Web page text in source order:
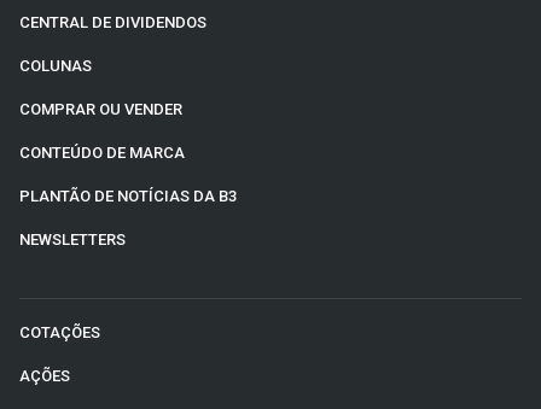
CENTRAL DE DIVIDENDOS
COLUNAS
COMPRAR OU VENDER
CONTEÚDO DE MARCA
PLANTÃO DE NOTÍCIAS DA B3
NEWSLETTERS
COTAÇÕES
AÇÕES